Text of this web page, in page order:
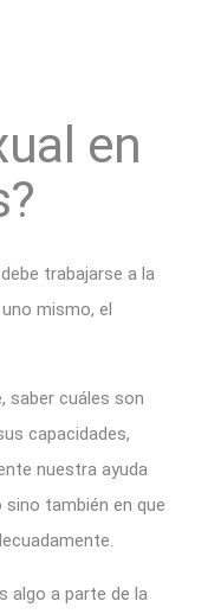
en
trabajarse a la
mismo, el
saber cuáles son
capacidades,
nuestra ayuda
también en que
algo a parte de la